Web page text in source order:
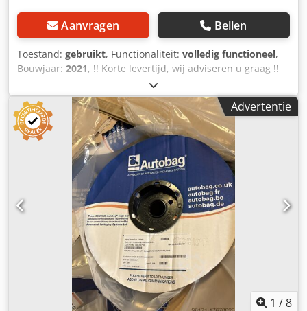
Aanvragen Bellen
Toestand: gebruikt, Functionaliteit: volledig functioneel,
Bouwjaar: 2021, !! Korte levertijd, wij adviseren u graag !!
Een eenvoudige flowpack-machine, geschikt voor het
verpakken van diverse producten. Het is mogelijk de
machine ter plaatse te inspecteren voordat u tot aankoop
overgaat. 3 stuks beschikbaar Gebruikt.
Thermotransferprinters optioneel verkrijgbaar: €1900
Cedpou T N Umofx Apneha
Advertentie
1 /8